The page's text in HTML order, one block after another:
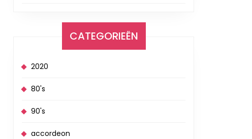
CATEGORIEËN
2020
80's
90's
accordeon